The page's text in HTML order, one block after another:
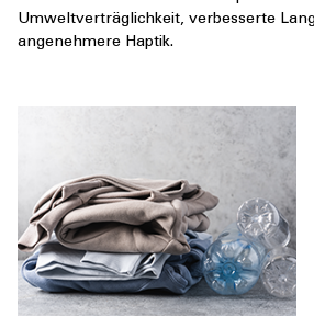
Umweltverträglichkeit, verbesserte
angenehmere Haptik.